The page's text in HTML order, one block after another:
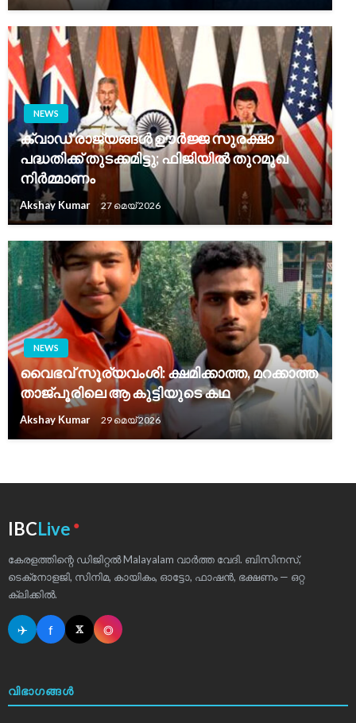
NEWS
ക്വാഡ് രാജ്യങ്ങൾ ഊർജ്ജ സുരക്ഷാ
പദ്ധതിക്ക് തുടക്കമിട്ടു; ഫിജിയിൽ തുറമുഖ
നിർമ്മാണം
Akshay Kumar 27 മെയ്‌ 2026
NEWS
വൈഭവ് സൂര്യവംശി: ക്ഷമിക്കാത്ത, മറക്കാത്ത
താജ്പൂരിലെ ആ കുട്ടിയുടെ കഥ
Akshay Kumar 29 മെയ്‌ 2026
IBCLive ●
കേരളത്തിന്റെ ഡിജിറ്റൽ Malayalam വാർത്ത വേദി. ബിസിനസ്,
ടെക്‌നോളജി, സിനിമ, കായികം, ഓട്ടോ, ഫാഷൻ, ഭക്ഷണം — ഒറ്റ
ക്ലിക്കിൽ.
✈ f 𝕏 ◎
വിഭാഗങ്ങൾ